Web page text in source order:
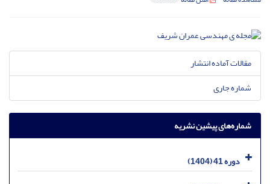
مقالات آماده انتشار
شماره جاری
شماره‌های پیشین نشریه
دوره 41 (1404)